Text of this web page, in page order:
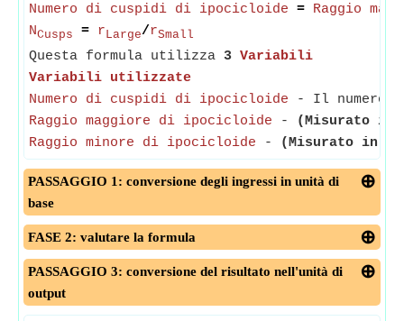
Numero di cuspidi di ipocicloide = Raggio
NCusps = rLarge/rSmall
Questa formula utilizza 3 Variabili
Variabili utilizzate
Numero di cuspidi di ipocicloide - Il numero
Raggio maggiore di ipocicloide -
(Misurato in
Raggio minore di ipocicloide - (Misurato in
PASSAGGIO 1: conversione degli ingressi in unità di
base
FASE 2: valutare la formula
PASSAGGIO 3: conversione del risultato nell'unità di
output